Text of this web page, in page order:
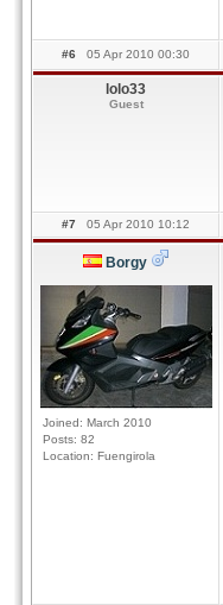
#6 05 Apr 2010 00:30
lolo33
Guest
#7 05 Apr 2010 10:12
Borgy
Joined: March 2010
Posts: 82
Location: Fuengirola